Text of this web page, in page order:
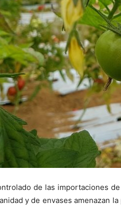
de las importaciones
y de envases amenazan